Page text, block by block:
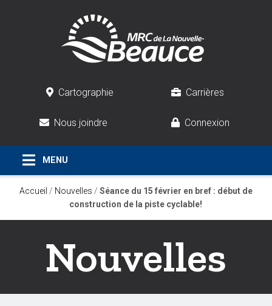
Cartographie Carrières
Nous joindre Connexion
Accueil / Nouvelles / Séance du 15 février en bref : début de
construction de la piste cyclable!
Nouvelles